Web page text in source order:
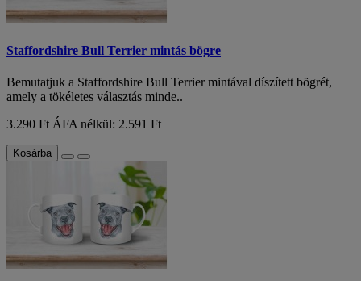
Staffordshire Bull Terrier mintás bögre
Bemutatjuk a Staffordshire Bull Terrier mintával díszített bögrét,
amely a tökéletes választás minde..
3.290 Ft ÁFA nélkül: 2.591 Ft
Kosárba